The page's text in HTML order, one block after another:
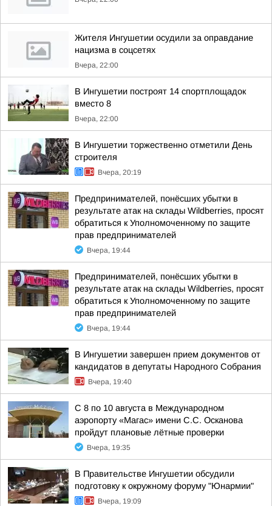
Жителя Ингушетии осудили за оправдание
нацизма в соцсетях
Вчера, 22:00
В Ингушетии построят 14 спортплощадок
вместо 8
Вчера, 22:00
В Ингушетии торжественно отметили День
строителя
Вчера, 20:19
Предпринимателей, понёсших убытки в
результате атак на склады Wildberries, просят
обратиться к Уполномоченному по защите
прав предпринимателей
Вчера, 19:44
Предпринимателей, понёсших убытки в
результате атак на склады Wildberries, просят
обратиться к Уполномоченному по защите
прав предпринимателей
Вчера, 19:44
В Ингушетии завершен прием документов от
кандидатов в депутаты Народного Собрания
Вчера, 19:40
С 8 по 10 августа в Международном
аэропорту «Магас» имени С.С. Осканова
пройдут плановые лётные проверки
Вчера, 19:35
В Правительстве Ингушетии обсудили
подготовку к окружному форуму "Юнармии"
Вчера, 19:09